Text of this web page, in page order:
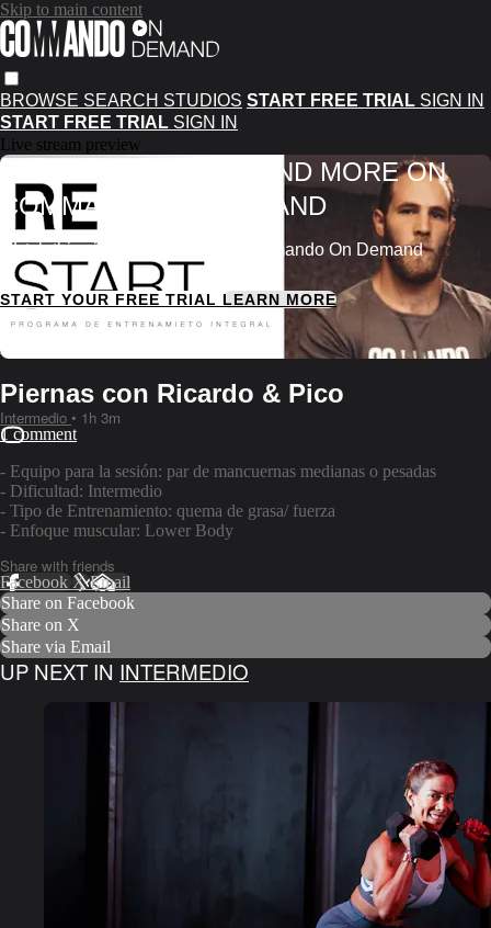
Skip to main content
BROWSE SEARCH STUDIOS START FREE TRIAL SIGN IN
START FREE TRIAL SIGN IN
Live stream preview
WATCH THIS VIDEO AND MORE ON
COMMANDO ON DEMAND
Watch this video and more on Commando On Demand
START YOUR FREE TRIAL LEARN MORE
Already subscribed?
Piernas con Ricardo & Pico
Intermedio • 1h 3m
1 comment
- Equipo para la sesión: par de mancuernas medianas o pesadas
- Dificultad: Intermedio
- Tipo de Entrenamiento: quema de grasa/ fuerza
- Enfoque muscular: Lower Body
Share with friends
Facebook XEmail
Share on Facebook
Share on X
Share via Email
UP NEXT IN INTERMEDIO